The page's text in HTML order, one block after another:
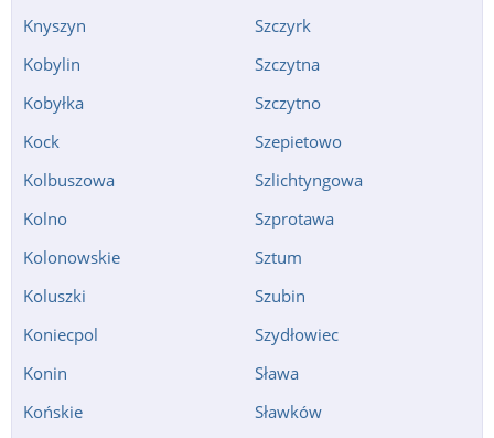
Knyszyn
Kobylin
Kobyłka
Kock
Kolbuszowa
Kolno
Kolonowskie
Koluszki
Koniecpol
Konin
Końskie
Szczyrk
Szczytna
Szczytno
Szepietowo
Szlichtyngowa
Szprotawa
Sztum
Szubin
Szydłowiec
Sława
Sławków